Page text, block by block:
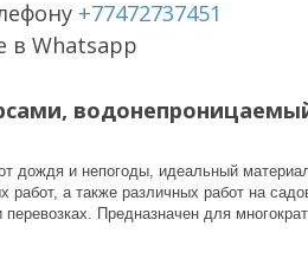
+77472737451
Whatsapp
дождя и непогоды, идеальный
а также различных работ на
Предназначен для